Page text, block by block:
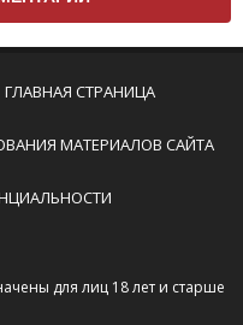
слишком
обсуждения.
в комментарие
расовой,
розни —
они кстати
ГЛАВНАЯ СТРАНИЦА
МАТЕРИАЛОВ САЙТА
для лиц 18 лет и старше